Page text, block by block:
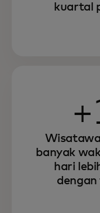
kuartal
banyak
hari